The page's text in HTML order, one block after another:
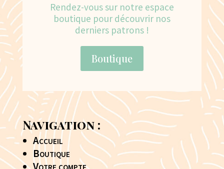
Rendez-vous sur notre espace
boutique pour découvrir nos
derniers patrons !
Boutique
Navigation :
Accueil
Boutique